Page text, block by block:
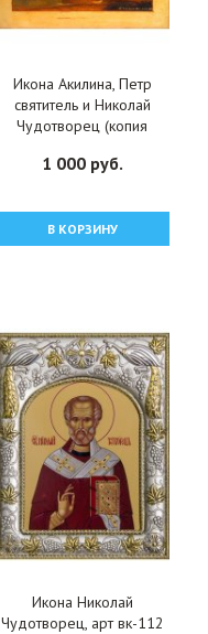
Икона Акилина, Петр
святитель и Николай
Чудотворец (копия
ОПИ-2068
1 000 руб.
В КОРЗИНУ
Икона Николай
Чудотворец, арт вк-112